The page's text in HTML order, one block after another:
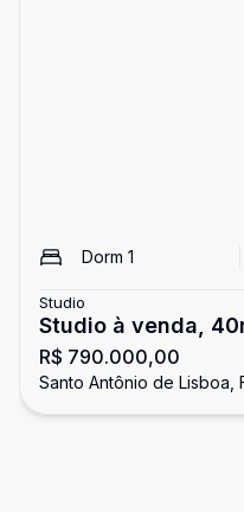
Dorm 1
Studio
Studio à venda, 40m² - Santo Antônio
de Lisboa,
R$ 790.000,00
Santo Antônio de Lisboa,